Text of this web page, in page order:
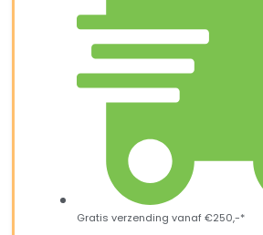
Gratis verzending vanaf €250,-*